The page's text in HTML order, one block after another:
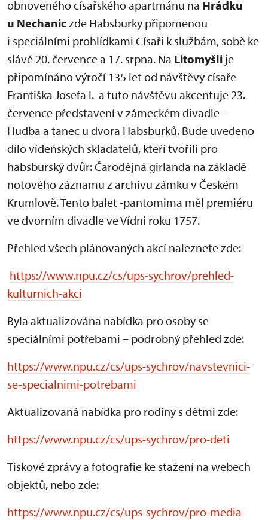
obnoveného císařského apartmánu na Hrádku
u Nechaniczde Habsburky připomenou
i speciálními prohlídkami Císaři k službám, sobě ke
slávě 20. července a 17. srpna. Na Litomyšli je
připomínáno výročí 135 let od návštěvy císaře
Františka Josefa I. a tuto návštěvu akcentuje 23.
července představení v zámeckém divadle -
Hudba a tanec u dvora Habsburků. Bude uvedeno
dílo vídeňských skladatelů, kteří tvořili pro
habsburský dvůr: Čarodějná girlanda na základě
notového záznamu z archivu zámku v Českém
Krumlově. Tento balet -pantomima měl premiéru
ve dvorním divadle ve Vídni roku 1757.
Přehled všech plánovaných akcí naleznete zde:
https://www.npu.cz/cs/ups-sychrov/prehled-
kulturnich-akci
Byla aktualizována nabídka pro osoby se
speciálními potřebami – podrobný přehled zde:
https://www.npu.cz/cs/ups-sychrov/navstevnici-
se-specialnimi-potrebami
Aktualizovaná nabídka pro rodiny s dětmi zde:
https://www.npu.cz/cs/ups-sychrov/pro-deti
Tiskové zprávy a fotografie ke stažení na webech
objektů, nebo zde:
https://www.npu.cz/cs/ups-sychrov/pro-media